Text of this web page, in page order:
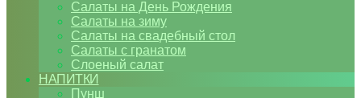
Салаты на День Рождения
Салаты на зиму
Салаты на свадебный стол
Салаты с гранатом
Слоеный салат
НАПИТКИ
Пунш